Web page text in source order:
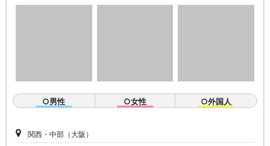
○男性 ○女性 ○外国人
関西・中部（大阪）